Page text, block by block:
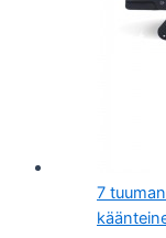
7